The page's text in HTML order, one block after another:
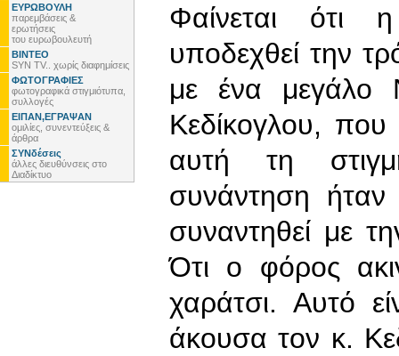
ΕΥΡΩΒΟΥΛΗ
παρεμβάσεις &
ερωτήσεις
του ευρωβουλευτή
ΒΙΝΤΕΟ
SYN TV.. χωρίς διαφημίσεις
ΦΩΤΟΓΡΑΦΙΕΣ
φωτογραφικά στιγμιότυπα,
συλλογές
ΕΙΠΑΝ,ΕΓΡΑΨΑΝ
ομιλίες, συνεντεύξεις &
άρθρα
ΣΥΝδέσεις
άλλες διευθύνσεις στο
Διαδίκτυο
Φαίνεται ότι
υποδεχθεί την
με ένα μεγάλο
Κεδίκογλου, που
αυτή τη
συνάντηση
συναντηθεί με
Ότι ο φόρος
χαράτσι. Αυτό
άκουσα τον κ.